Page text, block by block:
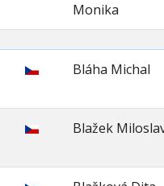
Monika
Bláha Michal
Blažek